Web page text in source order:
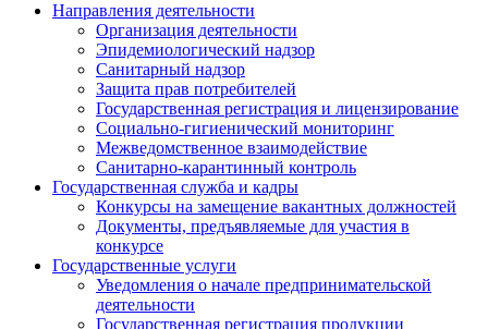
Направления деятельности
Организация деятельности
Эпидемиологический надзор
Санитарный надзор
Защита прав потребителей
Государственная регистрация и лицензирование
Социально-гигиенический мониторинг
Межведомственное взаимодействие
Санитарно-карантинный контроль
Государственная служба и кадры
Конкурсы на замещение вакантных должностей
Документы, предъявляемые для участия в
конкурсе
Государственные услуги
Уведомления о начале предпринимательской
деятельности
Государственная регистрация продукции